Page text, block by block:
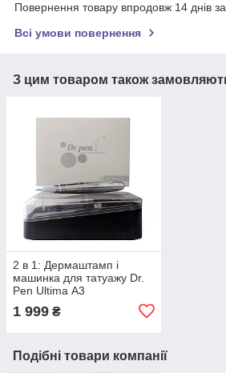
Повернення товару впродовж 14 днів
Всі умови повернення
З цим товаром також
2 в 1: Дермаштамп і
машинка для татуажу Dr.
Pen Ultima А3
1 999 ₴
Подібні товари компанії